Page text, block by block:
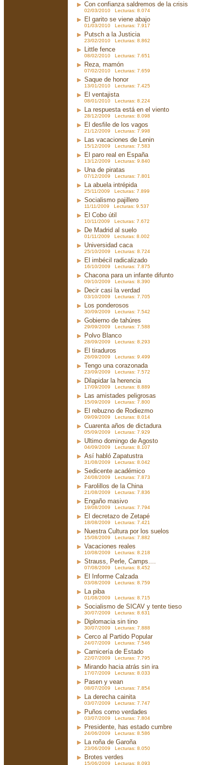
Con confianza saldremos de la crisis
02/03/2010 Lecturas: 8.074
El garito se viene abajo
01/03/2010 Lecturas: 7.917
Putsch a la Justicia
23/02/2010 Lecturas: 8.862
Little fence
08/02/2010 Lecturas: 7.651
Reza, mamón
07/02/2010 Lecturas: 7.659
Saque de honor
13/01/2010 Lecturas: 7.425
El ventajista
08/01/2010 Lecturas: 8.224
La respuesta está en el viento
28/12/2009 Lecturas: 8.098
El desfile de los vagos
21/12/2009 Lecturas: 7.998
Las vacaciones de Lenin
15/12/2009 Lecturas: 7.583
El paro real en España
13/12/2009 Lecturas: 9.840
Una de piratas
07/12/2009 Lecturas: 7.801
La abuela intrépida
25/11/2009 Lecturas: 7.899
Socialismo pajillero
11/11/2009 Lecturas: 9.537
El Cobo útil
10/11/2009 Lecturas: 7.672
De Madrid al suelo
01/11/2009 Lecturas: 8.002
Universidad caca
25/10/2009 Lecturas: 8.724
El imbécil radicalizado
16/10/2009 Lecturas: 7.875
Chacona para un infante difunto
09/10/2009 Lecturas: 8.390
Decir casi la verdad
03/10/2009 Lecturas: 7.705
Los ponderosos
30/09/2009 Lecturas: 7.542
Gobierno de tahúres
29/09/2009 Lecturas: 7.588
Polvo Blanco
28/09/2009 Lecturas: 8.293
El tiraduros
26/09/2009 Lecturas: 9.499
Tengo una corazonada
23/09/2009 Lecturas: 7.572
Dilapidar la herencia
17/09/2009 Lecturas: 8.889
Las amistades peligrosas
15/09/2009 Lecturas: 7.800
El rebuzno de Rodiezmo
09/09/2009 Lecturas: 8.014
Cuarenta años de dictadura
05/09/2009 Lecturas: 7.929
Ultimo domingo de Agosto
04/09/2009 Lecturas: 8.107
Así habló Zapatustra
31/08/2009 Lecturas: 8.042
Sedicente académico
24/08/2009 Lecturas: 7.873
Farolillos de la China
21/08/2009 Lecturas: 7.836
Engaño masivo
19/08/2009 Lecturas: 7.794
El decretazo de Zetapé
18/08/2009 Lecturas: 7.421
Nuestra Cultura por los suelos
15/08/2009 Lecturas: 7.882
Vacaciones reales
10/08/2009 Lecturas: 8.218
Strauss, Perle, Camps....
07/08/2009 Lecturas: 8.452
El Informe Calzada
03/08/2009 Lecturas: 8.759
La piba
01/08/2009 Lecturas: 8.715
Socialismo de SICAV y tente tieso
30/07/2009 Lecturas: 8.631
Diplomacia sin tino
30/07/2009 Lecturas: 7.888
Cerco al Partido Popular
24/07/2009 Lecturas: 7.546
Carnicería de Estado
22/07/2009 Lecturas: 7.795
Mirando hacia atrás sin ira
17/07/2009 Lecturas: 8.033
Pasen y vean
08/07/2009 Lecturas: 7.854
La derecha cainita
03/07/2009 Lecturas: 7.747
Puños como verdades
03/07/2009 Lecturas: 7.804
Presidente, has estado cumbre
24/06/2009 Lecturas: 8.586
La roña de Garoña
23/06/2009 Lecturas: 8.050
Brotes verdes
15/06/2009 Lecturas: 8.093